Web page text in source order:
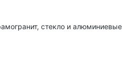
стекло и алюминиевые